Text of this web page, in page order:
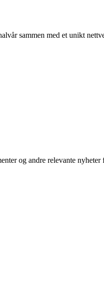
sammen med et unikt
og andre relevante